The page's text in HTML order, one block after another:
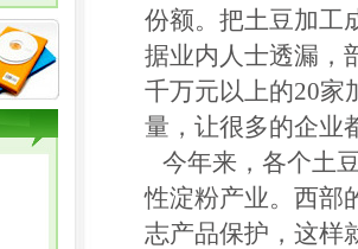
份额。把土豆加工
据业内人士透漏，
千万元以上的20家
量，让很多的企业
今年来，各个土
性淀粉产业。西部
志产品保护，这样